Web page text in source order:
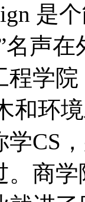
是
名声
学
和环
CS
。商